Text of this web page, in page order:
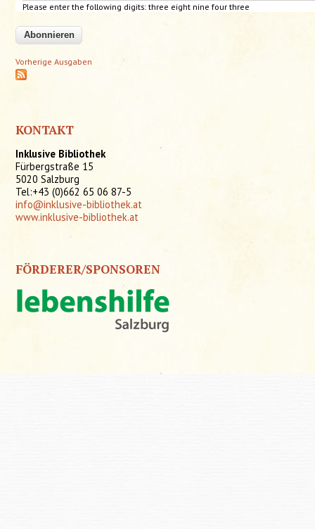
Please enter the following digits: three eight nine four three
Vorherige Ausgaben
KONTAKT
Inklusive Bibliothek
Fürbergstraße 15
5020 Salzburg
Tel:+43 (0)662 65 06 87-5
info@inklusive-bibliothek.at
www.inklusive-bibliothek.at
FÖRDERER/SPONSOREN